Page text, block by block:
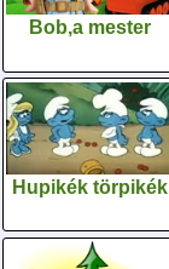
Bob,a mester
Hupikék törpikék